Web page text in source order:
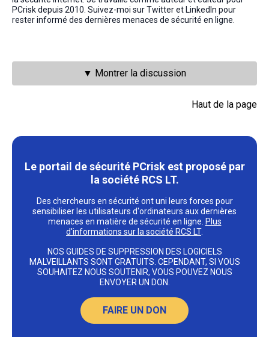
PCrisk depuis 2010. Suivez-moi sur Twitter et LinkedIn pour
rester informé des dernières menaces de sécurité en ligne.
▼ Montrer la discussion
Haut de la page
Le portail de sécurité PCrisk est proposé par
la société RCS LT.
Des chercheurs en sécurité ont uni leurs forces pour
sensibiliser les utilisateurs d'ordinateurs aux dernières
menaces en matière de sécurité en ligne. Plus
d'informations sur la société RCS LT.
NOS GUIDES DE SUPPRESSION DES LOGICIELS
MALVEILLANTS SONT GRATUITS. CEPENDANT, SI VOUS
SOUHAITEZ NOUS SOUTENIR, VOUS POUVEZ NOUS
ENVOYER UN DON.
FAIRE UN DON